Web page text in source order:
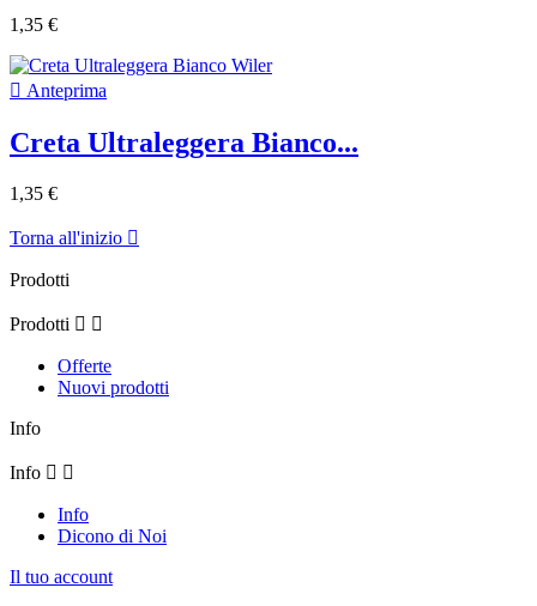
1,35 €
 Anteprima
Creta Ultraleggera Bianco...
1,35 €
Torna all'inizio 
Prodotti
Prodotti  
Offerte
Nuovi prodotti
Info
Info  
Info
Dicono di Noi
Il tuo account